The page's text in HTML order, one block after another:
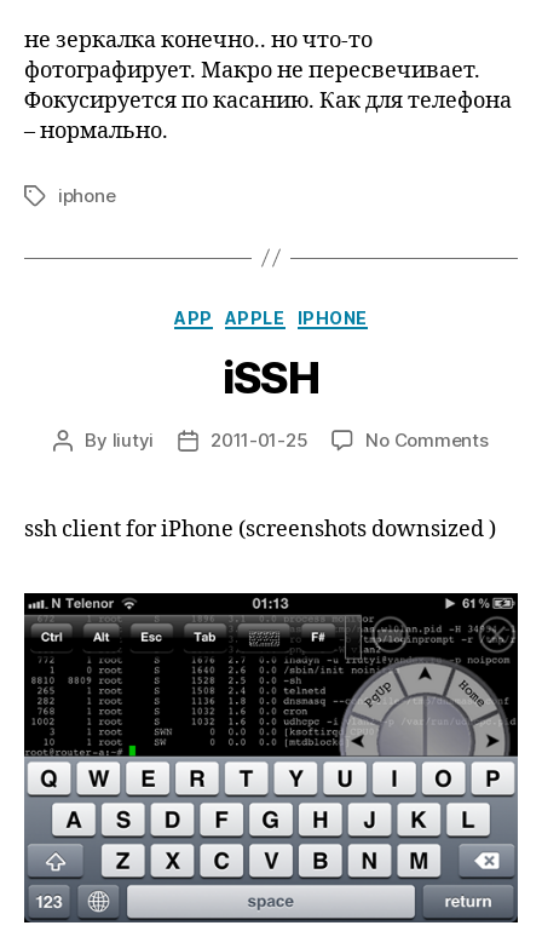
не зеркалка конечно.. но что-то
фотографирует. Макро не пересвечивает.
Фокусируется по касанию. Как для телефона
– нормально.
Tagsiphone
Categories
APP APPLE IPHONE
iSSH
Post
By liutyi
Post2011-01-25 No Commentson
ssh client for iPhone (screenshots downsized )